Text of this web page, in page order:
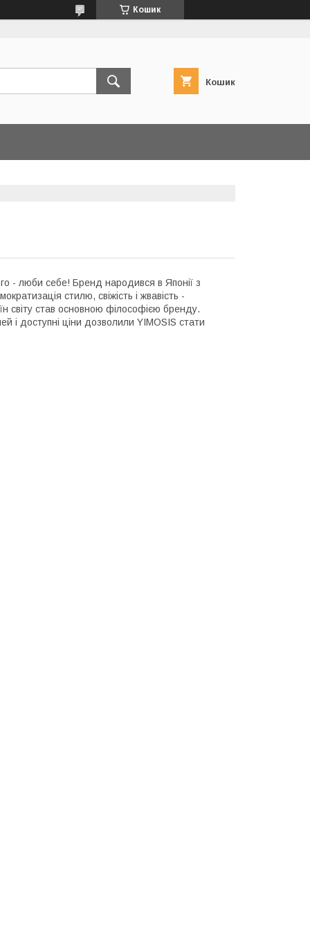
Кошик
Кошик
- люби себе! Бренд народився в Японії з
стилю, свіжість і жвавість -
світу став основною філософією бренду.
і доступні ціни дозволили YIMOSIS стати